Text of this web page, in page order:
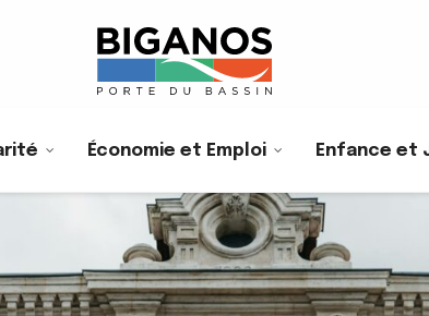
Économie et Emploi Enfance et